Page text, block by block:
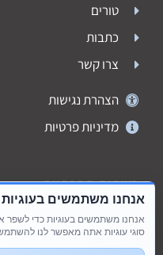
טורים
כתבות
צרו קשר
הצהרת נגישות
מדיניות פרטיות
רשתות חברתיות
אנחנו משתמשים בעוגיות
אנחנו משתמשים בעוגיות כדי
סוגי עוגיות אתה מאפשר לנו